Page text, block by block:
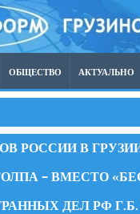
ОБЩЕСТВО АКТУАЛЬНО
РОССИИ В
– ВМЕСТО
ДЕЛ РФ